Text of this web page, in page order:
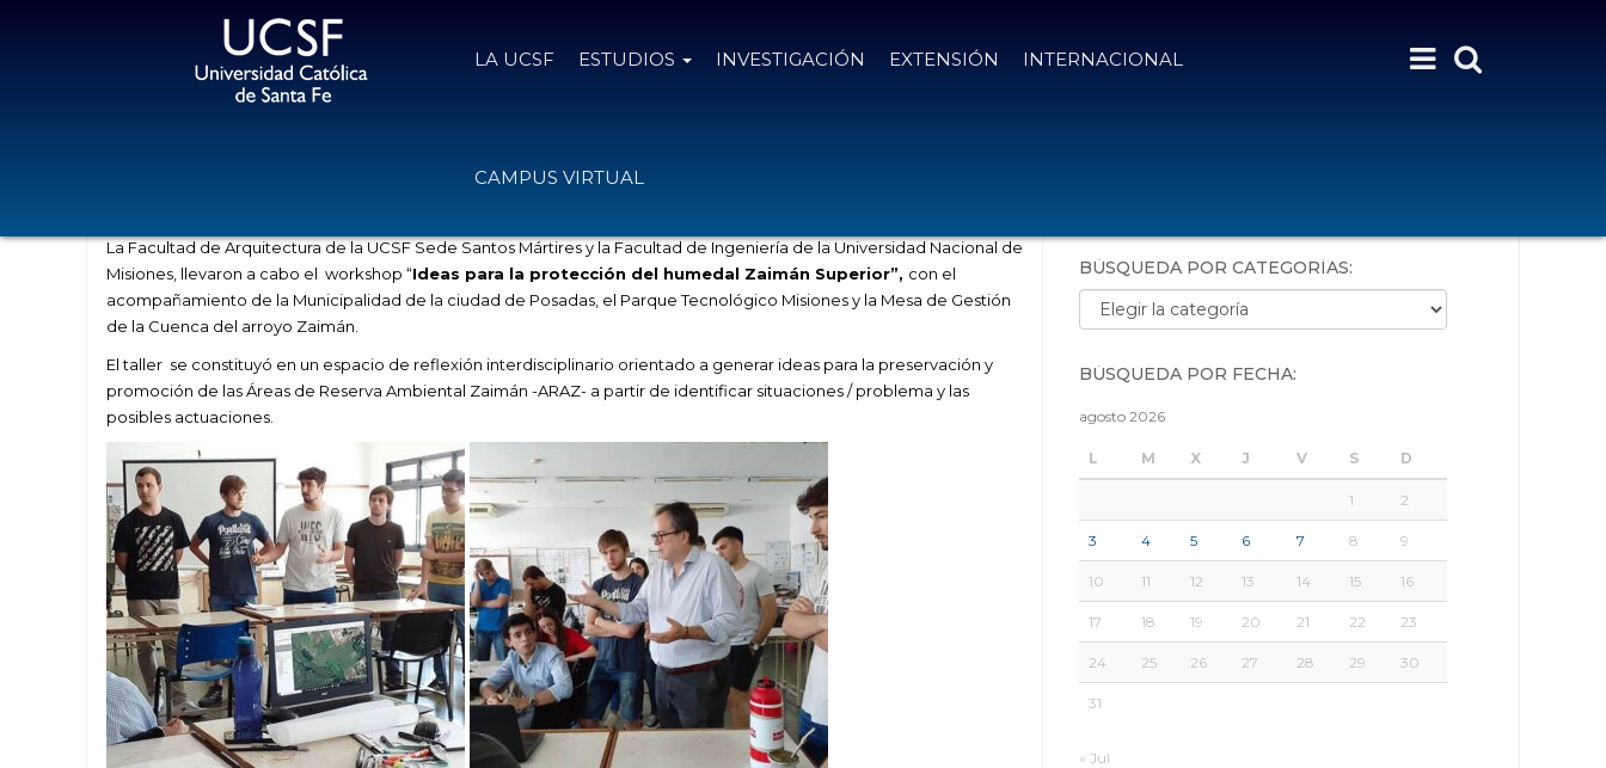
LA UCSF ESTUDIOS INVESTIGACIÓN EXTENSIÓN INTERNACIONAL
CAMPUS VIRTUAL
La Facultad de Arquitectura de la UCSF Sede Santos Mártires y la Facultad de Ingeniería de la Universidad Nacional de
Misiones, llevaron a cabo el workshop “Ideas para la protección del humedal Zaimán Superior”, con el
acompañamiento de la Municipalidad de la ciudad de Posadas, el Parque Tecnológico Misiones y la Mesa de Gestión
de la Cuenca del arroyo Zaimán.
El taller se constituyó en un espacio de reflexión interdisciplinario orientado a generar ideas para la preservación y
promoción de las Áreas de Reserva Ambiental Zaimán -ARAZ- a partir de identificar situaciones / problema y las
posibles actuaciones.
BÚSQUEDA POR CATEGORÍAS:
Búsqueda por categorías:
BÚSQUEDA POR FECHA:
agosto 2026
L M X J V S D
1 2
3 4 5 6 7 8 9
10 11 12 13 14 15 16
17 18 19 20 21 22 23
24 25 26 27 28 29 30
31
« Jul